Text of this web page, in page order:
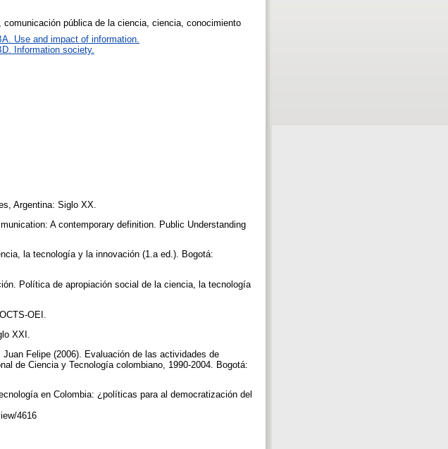
pública de la ciencia, ciencia, conocimiento
Use and impact of information.
Information society.
Argentina: Siglo XX.
A contemporary definition. Public Understanding
la tecnología y la innovación (1.a ed.). Bogotá:
Política de apropiación social de la ciencia, la tecnología
OEI.
XXI.
Felipe (2006). Evaluación de las actividades de
de Ciencia y Tecnología colombiano, 1990‑2004. Bogotá:
en Colombia: ¿políticas para al democratización del
4616